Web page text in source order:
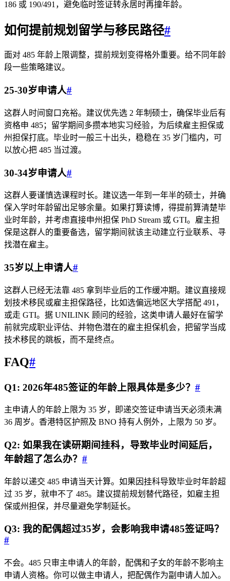
186 或 190/491，避免临时签证转永居时再撞年龄。
如何提前规划留学与移民路径#
面对 485 年龄上限调整，提前规划变得格外重要。给不同年龄
段一些策略建议。
25-30岁申请人#
这群人时间窗口充裕。建议优先选 2 年制硕士，确保毕业后有
资格申 485；留学期间多攒本地实习经验，为后续雇主担保或
州担保打底。毕业时一般三十出头，稳稳在 35 岁门槛内，可
以放心把 485 当过渡。
30-34岁申请人#
这群人要谨慎选课程时长。建议选一年到一年半的硕士，并确
保入学时年龄留出足够余量。如果打算读博，得提前算清楚毕
业时年龄，并考虑直接申州担保 PhD Stream 或 GTI。雇主担
保是这群人的重要备选，留学期间就该主动建立行业联系、寻
找潜在雇主。
35岁以上申请人#
这群人已经无法靠 485 拿到毕业后的工作缓冲期。建议直接规
划技术移民或雇主担保路径，比如选偏远地区大学搭配 491，
或走 GTI。据 UNILINK 顾问的经验，这类申请人最好在留学
前就完成职业评估、并物色潜在的雇主担保机会，把留学当成
技术移民的跳板，而不是终点。
FAQ#
Q1: 2026年485签证的年龄上限具体是多少？ #
主申请人的年龄上限为 35 岁，即递交签证申请当天必须未满
36 周岁。香港特区护照及 BNO 持有人例外，上限为 50 岁。
Q2: 如果我在读研期间挂科，导致毕业时间延后，
年龄超了怎么办？ #
年龄以递交 485 申请当天计算。如果因挂科导致毕业时年龄超
过 35 岁，就申不了 485。建议提前规划替代路径，如雇主担
保或州担保，并尽量避免学制延长。
Q3: 我的配偶超过35岁，会影响我申请485签证吗？
#
不会。485 只审主申请人的年龄，配偶和子女的年龄不影响主
申请人资格。你可以做主申请人，把配偶作为副申请人加入。